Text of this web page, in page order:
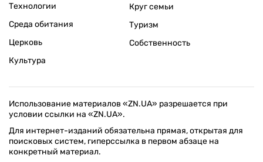
Технологии
Среда обитания
Церковь
Культура
Круг семьи
Туризм
Собственность
Использование материалов «ZN.UA» разрешается при
условии ссылки на «ZN.UA».
Для интернет-изданий обязательна прямая, открытая для
поисковых систем, гиперссылка в первом абзаце на
конкретный материал.